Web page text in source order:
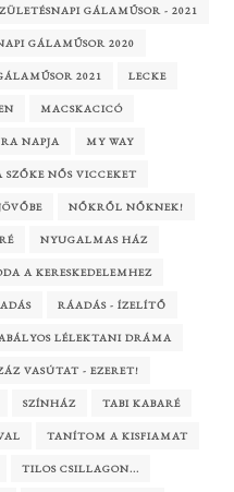
GÁLAMŰSOR - 2021
GÁLAMŰSOR 2020
2021 LECKE
MACSKACICÓ
NAPJA MY WAY
SZŐKE NŐS VICCEKET
NŐKRŐL NŐKNEK!
NYUGALMAS HÁZ
A KERESKEDELEMHEZ
RÁADÁS - ÍZELÍTŐ
LÉLEKTANI DRÁMA
VASÚTAT - EZERET!
SZÍNHÁZ TABI KABARÉ
TANÍTOM A KISFIAMAT
TILOS CSILLAGON...